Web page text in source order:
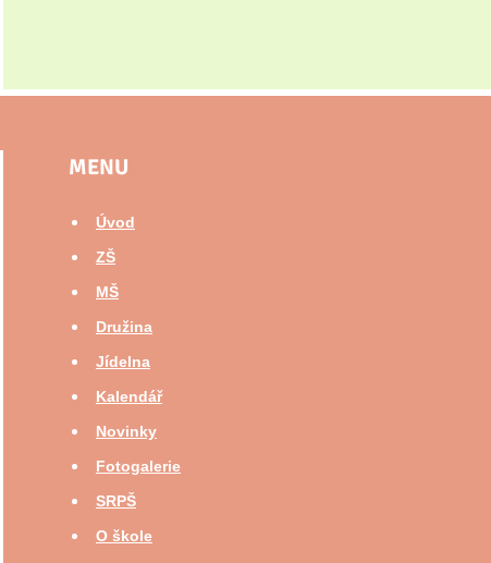
MENU
Úvod
ZŠ
MŠ
Družina
Jídelna
Kalendář
Novinky
Fotogalerie
SRPŠ
O škole